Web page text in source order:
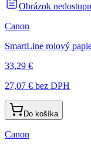
Obrázok
Canon
SmartLine rolový
33,29 €
27,07 € bez DPH
Do košíka
Canon